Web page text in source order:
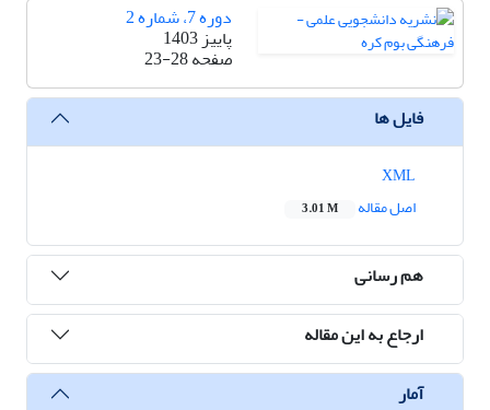
دوره 7، شماره 2
پاییز 1403
صفحه23-28
فایل ها
اصل مقاله
3.01 M
هم رسانی
ارجاع به این مقاله
آمار